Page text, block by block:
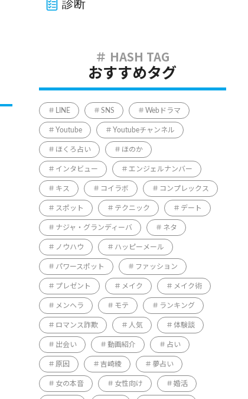
診断
おすすめタグ
LINE SNS Webドラマ
Youtube Youtubeチャンネル
ほくろ占い ほのか
インタビュー エンジェルナンバー
キス コイラボ コンプレックス
スポット テクニック デート
ナジャ・グランディーバ ネタ
ノウハウ ハッピーメール
パワースポット ファッション
プレゼント メイク メイク術
メンヘラ モテ ランキング
ロマンス詐欺 人気 体験談
出会い 動画紹介 占い
原因 吉崎綾 夢占い
女の本音 女性向け 婚活